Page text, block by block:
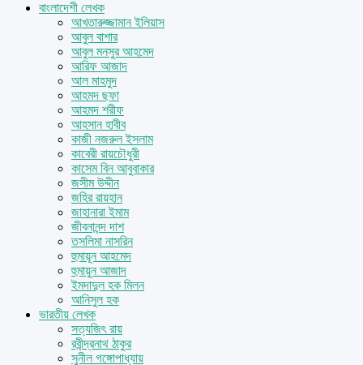
বাংলাদেশী লেখক
আখতারুজ্জামান ইলিয়াস
আবুল বাশার
আবুল মনসুর আহমেদ
আরিফ আজাদ
আল মাহমুদ
আহমদ ছফা
আহমদ শরীফ
আহসান হাবীব
কাজী নজরুল ইসলাম
কাবেরী রায়চৌধুরী
কাসেম বিন আবুবাকার
জসীম উদ্দীন
জহির রায়হান
জাহানারা ইমাম
জীবনানন্দ দাশ
তসলিমা নাসরিন
হুমায়ূন আহমেদ
হুমায়ুন আজাদ
ইমদাদুল হক মিলন
আনিসুল হক
ভারতীয় লেখক
সত্যজিৎ রায়
রবীন্দ্রনাথ ঠাকুর
সুনীল গঙ্গোপাধ্যায়